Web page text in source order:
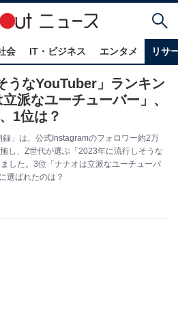
会 IT・ビジネス エンタメ リサ
うなYouTuber」ランキン
派なユーチューバー」、
1位は？
」は、公式Instagramのフォロワー約2万
し、Z世代が選ぶ「2023年に流行しそうな
した。3位「ナナオは立派なユーチューバ
選ばれたのは？